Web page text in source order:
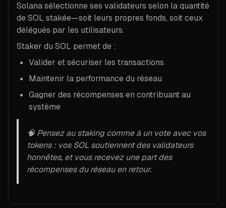
Solana sélectionne ses validateurs selon la quantité
de SOL stakée—soit leurs propres fonds, soit ceux
délégués par les utilisateurs.
Staker du SOL permet de :
Valider et sécuriser les transactions
Maintenir la performance du réseau
Gagner des récompenses en contribuant au
système
🧠 Pensez au staking comme à un vote avec vos
tokens : vos SOL soutiennent des validateurs
honnêtes, et vous recevez une part des
récompenses du réseau en retour.